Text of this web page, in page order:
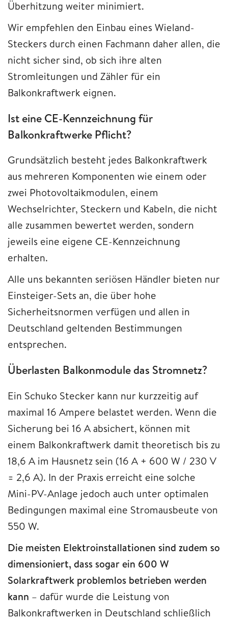
Überhitzung weiter minimiert.
Wir empfehlen den Einbau eines Wieland-
Steckers durch einen Fachmann daher allen, die
nicht sicher sind, ob sich ihre alten
Stromleitungen und Zähler für ein
Balkonkraftwerk eignen.
Ist eine CE-Kennzeichnung für
Balkonkraftwerke Pflicht?
Grundsätzlich besteht jedes Balkonkraftwerk
aus mehreren Komponenten wie einem oder
zwei Photovoltaikmodulen, einem
Wechselrichter, Steckern und Kabeln, die nicht
alle zusammen bewertet werden, sondern
jeweils eine eigene CE-Kennzeichnung
erhalten.
Alle uns bekannten seriösen Händler bieten nur
Einsteiger-Sets an, die über hohe
Sicherheitsnormen verfügen und allen in
Deutschland geltenden Bestimmungen
entsprechen.
Überlasten Balkonmodule das Stromnetz?
Ein Schuko Stecker kann nur kurzzeitig auf
maximal 16 Ampere belastet werden. Wenn die
Sicherung bei 16 A absichert, können mit
einem Balkonkraftwerk damit theoretisch bis zu
18,6 A im Hausnetz sein (16 A + 600 W / 230 V
= 2,6 A). In der Praxis erreicht eine solche
Mini-PV-Anlage jedoch auch unter optimalen
Bedingungen maximal eine Stromausbeute von
550 W.
Die meisten Elektroinstallationen sind zudem so
dimensioniert, dass sogar ein 600 W
Solarkraftwerk problemlos betrieben werden
kann – dafür wurde die Leistung von
Balkonkraftwerken in Deutschland schließlich